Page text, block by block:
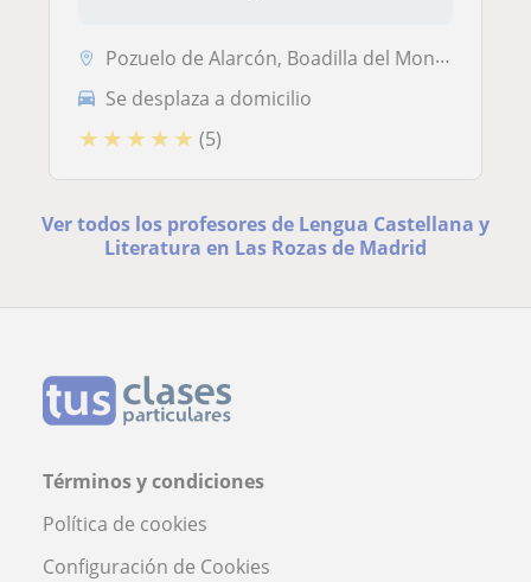
Pozuelo de Alarcón, Boadilla del Monte, Las Rozas de Madrid, Majadahon...
Se desplaza a domicilio
★ ★ ★ ★ ★ (5)
Ver todos los profesores de Lengua Castellana y
Literatura en Las Rozas de Madrid
Términos y condiciones
Política de cookies
Configuración de Cookies